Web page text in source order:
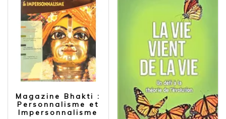
Magazine Bhakti :
Personnalisme et
Impersonnalisme